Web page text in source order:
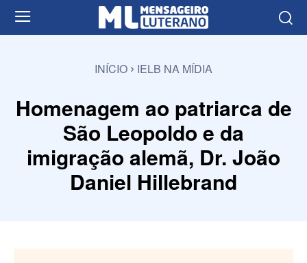
INÍCIO IELB NA MÍDIA
Homenagem ao patriarca de
São Leopoldo e da
imigração alemã, Dr. João
Daniel Hillebrand